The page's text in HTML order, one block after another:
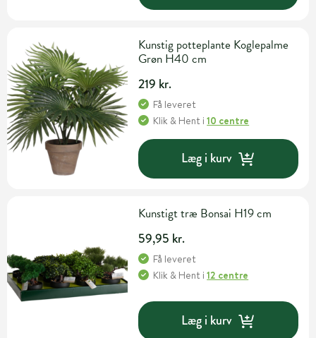
Kunstig potteplante Koglepalme
Grøn H40 cm
219 kr.
Få leveret
Klik & Hent i10 centre
Læg i kurv
Kunstigt træ Bonsai H19 cm
59,95 kr.
Få leveret
Klik & Hent i12 centre
Læg i kurv